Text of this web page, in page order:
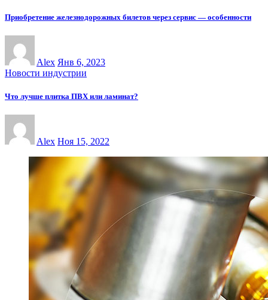
Приобретение железнодорожных билетов через сервис — особенности
Alex Янв 6, 2023
Новости индустрии
Что лучше плитка ПВХ или ламинат?
Alex Ноя 15, 2022